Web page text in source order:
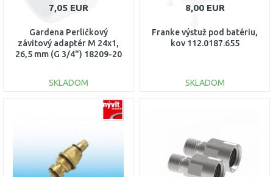
7,05 EUR
Gardena Perličkový
závitový adaptér M 24x1,
26,5 mm (G 3/4") 18209-20
SKLADOM
8,00 EUR
Franke výstuž pod batériu,
kov 112.0187.655
SKLADOM